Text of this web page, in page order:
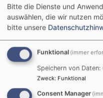
In der Pfarrei
Bitte die Dienste und
auswählen, die wir nutzen
bitte unsere
Funktional (immer
Speichern von
Zweck: Funktional
Consent Manager